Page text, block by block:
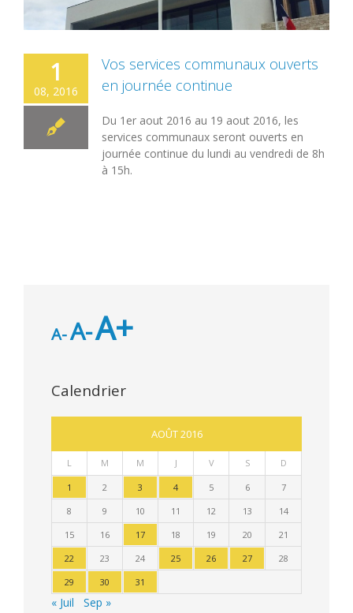
1
08, 2016
Vos services communaux ouverts
en journée continue
Du 1er aout 2016 au 19 aout 2016, les
services communaux seront ouverts en
journée continue du lundi au vendredi de 8h
à 15h.
A-A-A+
Calendrier
AOÛT 2016
L M M J V S D
1 2 3 4 5 6
7
8
9 10 11 12 13
14
15
16 17 18 19 20
21
22
23 24 25 26 27
28
29
30 31
« Juil Sep »